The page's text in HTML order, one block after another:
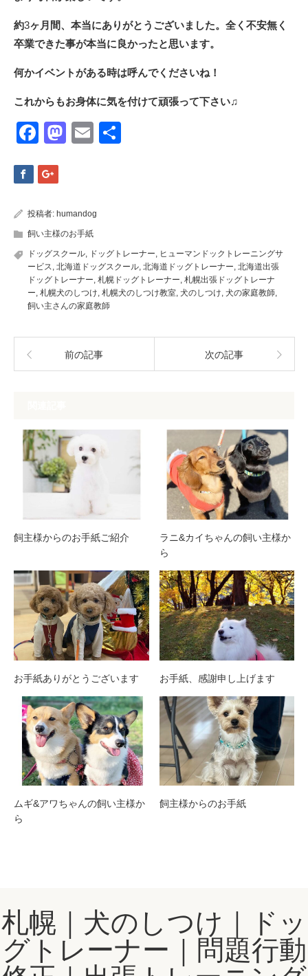
約3ヶ月間、本当にありがとうございました。全く不安無く
卒業できた事が本当に良かったと思います。
何かイベントがある時は呼んでくださいね！
これからもお身体に気を付けて頑張って下さい♫
Facebook
Mastodon
Email
投稿者: humandog
飼い主様のお手紙
ドッグスクール ドッグトレーナー
ヒューマンドックトレーニングサ
ービス 北海道ドッグスクール 北海道ドッグトレーナー 北海道出張
ドッグトレーナー 札幌ドッグトレーナー 札幌出張ドッグトレーナ
ー 札幌犬のしつけ 札幌犬のしつけ教室 犬のしつけ 犬の家庭教師
飼い主さんの家庭教師
前の記事 次の記事
飼主様からのお手紙ご紹介
ラニ&カイちゃんの飼い主様か
ら
お手紙ありがとうございます お手紙、感謝申し上げます
ムギ&アワちゃんの飼い主様か
ら
飼主様からのお手紙
札幌｜犬のしつけ｜ドッ
グトレーナー｜問題行動